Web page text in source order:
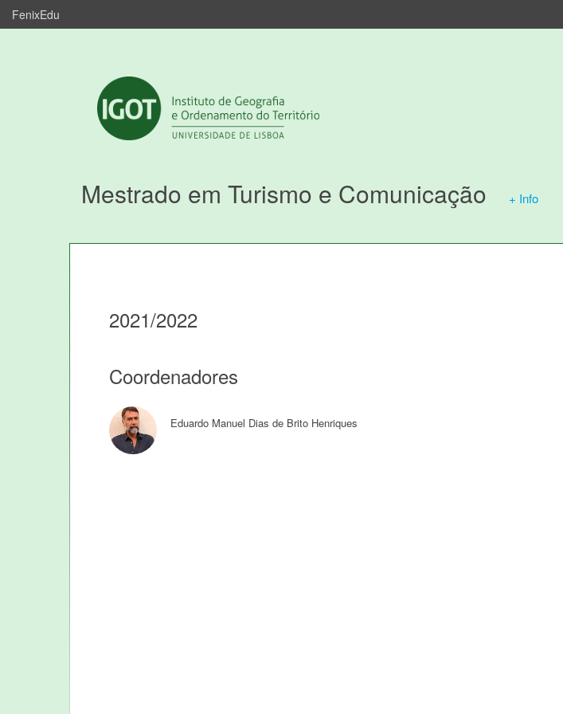
FenixEdu
Mestrado em Turismo e Comunicação + Info
2021/2022
Coordenadores
Eduardo Manuel Dias de Brito Henriques